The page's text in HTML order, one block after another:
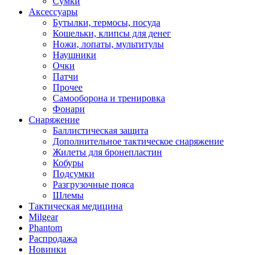
Аксессуары
Бутылки, термосы, посуда
Кошельки, клипсы для денег
Ножи, лопаты, мультитулы
Наушники
Очки
Патчи
Прочее
Самооборона и тренировка
Фонари
Снаряжение
Баллистическая защита
Дополнительное тактическое снаряжение
Жилеты для бронепластин
Кобуры
Подсумки
Разгрузочные пояса
Шлемы
Тактическая медицина
Milgear
Phantom
Распродажа
Новинки